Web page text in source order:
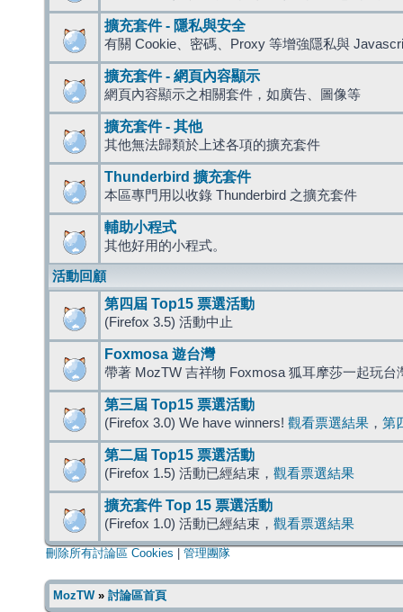
擴充套件 - 隱私與安全
有關 Cookie、密碼、Proxy 等增強隱私與
擴充套件 - 網頁內容顯示
網頁內容顯示之相關套件，如廣告、圖像等
擴充套件 - 其他
其他無法歸類於上述各項的擴充套件
Thunderbird 擴充套件
本區專門用以收錄 Thunderbird 之擴充套件
輔助小程式
其他好用的小程式。
活動回顧
第四屆 Top15 票選活動
(Firefox 3.5) 活動中止
Foxmosa 遊台灣
帶著 MozTW 吉祥物 Foxmosa 狐耳摩莎一起玩台
第三屆 Top15 票選活動
(Firefox 3.0) We have winners! 觀看票選結果 ， 第
第二屆 Top15 票選活動
(Firefox 1.5) 活動已經結束， 觀看票選結果
擴充套件 Top 15 票選活動
(Firefox 1.0) 活動已經結束， 觀看票選結果
刪除所有討論區 Cookies 管理團隊
MozTW» 討論區首頁